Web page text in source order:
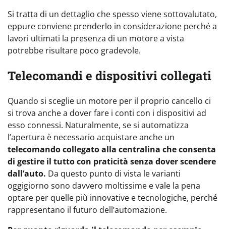
Si tratta di un dettaglio che spesso viene sottovalutato,
eppure conviene prenderlo in considerazione perché a
lavori ultimati la presenza di un motore a vista
potrebbe risultare poco gradevole.
Telecomandi e dispositivi collegati
Quando si sceglie un motore per il proprio cancello ci
si trova anche a dover fare i conti con i dispositivi ad
esso connessi. Naturalmente, se si automatizza
l’apertura è necessario acquistare anche un
telecomando collegato alla centralina che consenta
di gestire il tutto con praticità senza dover scendere
dall’auto. Da questo punto di vista le varianti
oggigiorno sono davvero moltissime e vale la pena
optare per quelle più innovative e tecnologiche, perché
rappresentano il futuro dell’automazione.